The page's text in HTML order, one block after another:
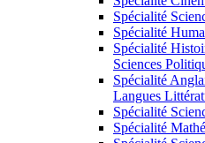
Spécialité
Spécialité
Spécialité
Sciences
Spécialité
Langues
Spécialité
Spécialité